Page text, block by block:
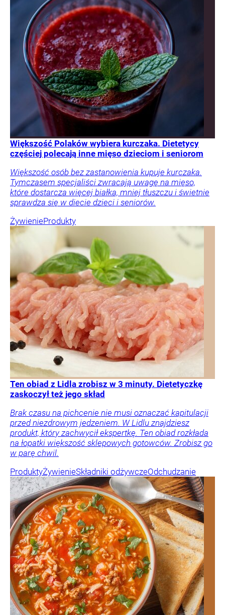
Większość Polaków wybiera kurczaka. Dietetycy
częściej polecają inne mięso dzieciom i seniorom
Większość osób bez zastanowienia kupuje kurczaka.
Tymczasem specjaliści zwracają uwagę na mięso,
które dostarcza więcej białka, mniej tłuszczu i świetnie
sprawdza się w diecie dzieci i seniorów.
ŻywienieProdukty
Ten obiad z Lidla zrobisz w 3 minuty. Dietetyczkę
zaskoczył też jego skład
Brak czasu na pichcenie nie musi oznaczać kapitulacji
przed niezdrowym jedzeniem. W Lidlu znajdziesz
produkt, który zachwycił ekspertkę. Ten obiad rozkłada
na łopatki większość sklepowych gotowców. Zrobisz go
w parę chwil.
ProduktyŻywienieSkładniki odżywczeOdchudzanie